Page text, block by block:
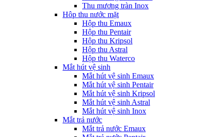
Thu mương tràn Inox
Hôp thu nước mặt
Hộp thu Emaux
Hộp thu Pentair
Hộp thu Kripsol
Hộp thu Astral
Hộp thu Waterco
Mắt hút vệ sinh
Mắt hút vệ sinh Emaux
Mắt hút vệ sinh Pentair
Mắt hút vệ sinh Kripsol
Mắt hút vệ sinh Astral
Mắt hút vệ sinh Inox
Mắt trả nước
Mắt trả nước Emaux